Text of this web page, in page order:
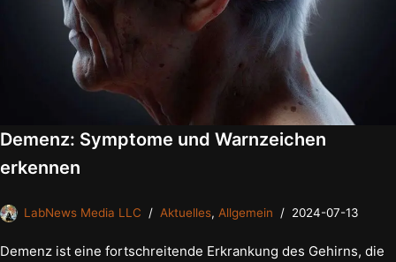
Demenz: Symptome und Warnzeichen
erkennen
LabNews Media LLC Aktuelles, Allgemein 2024-07-13
Demenz ist eine fortschreitende Erkrankung des Gehirns, die